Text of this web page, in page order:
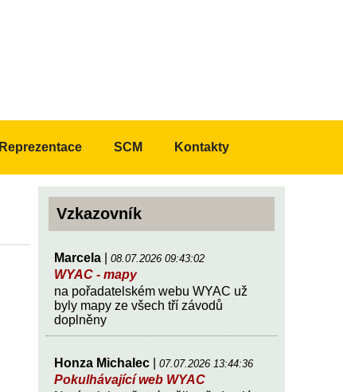
Vzkazovník
Marcela 08.07.2026 09:43:02
WYAC - mapy
na pořadatelském webu WYAC už
byly mapy ze všech tří závodů
doplněny
Honza Michalec 07.07.2026 13:44:36
Pokulhávající web WYAC
Reprezentace SCM Kontakty